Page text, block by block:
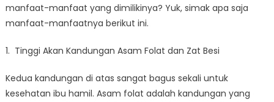
manfaat-manfaat yang dimilikinya? Yuk, simak apa saja
manfaat-manfaatnya berikut ini.
1. Tinggi Akan Kandungan Asam Folat dan Zat Besi
Kedua kandungan di atas sangat bagus sekali untuk
kesehatan ibu hamil. Asam folat adalah kandungan yang